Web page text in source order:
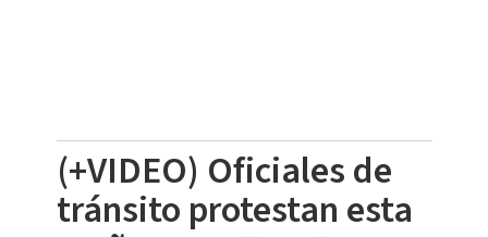
(+VIDEO) Oficiales de
tránsito protestan esta